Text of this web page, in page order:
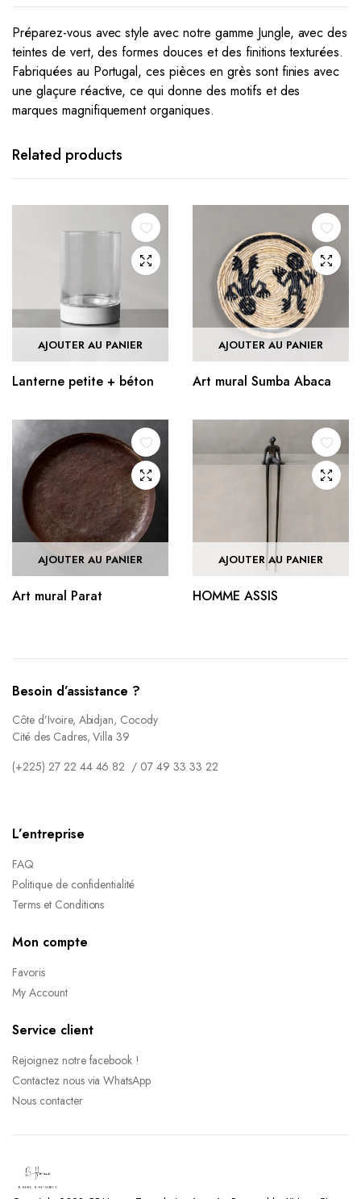
Préparez-vous avec style avec notre gamme Jungle, avec des
teintes de vert, des formes douces et des finitions texturées.
Fabriquées au Portugal, ces pièces en grès sont finies avec
une glaçure réactive, ce qui donne des motifs et des
marques magnifiquement organiques.
Related products
AJOUTER AU PANIER
Lanterne petite + béton
AJOUTER AU PANIER
Art mural Sumba Abaca
AJOUTER AU PANIER
Art mural Parat
AJOUTER AU PANIER
HOMME ASSIS
Besoin d’assistance ?
Côte d’Ivoire, Abidjan, Cocody
Cité des Cadres, Villa 39
(+225) 27 22 44 46 82 / 07 49 33 33 22
L’entreprise
FAQ
Politique de confidentialité
Terms et Conditions
Mon compte
Favoris
My Account
Service client
Rejoignez notre facebook !
Contactez nous via WhatsApp
Nous contacter